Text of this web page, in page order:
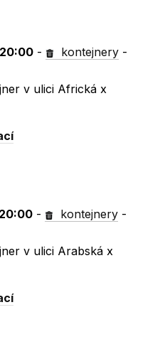
- kontejnery -
v ulici Africká x
- kontejnery -
v ulici Arabská x